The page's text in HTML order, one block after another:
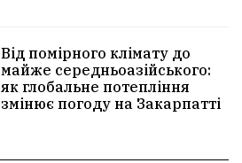
Від помірного клімату до
майже середньоазійського:
як глобальне потепління
змінює погоду на Закарпатті